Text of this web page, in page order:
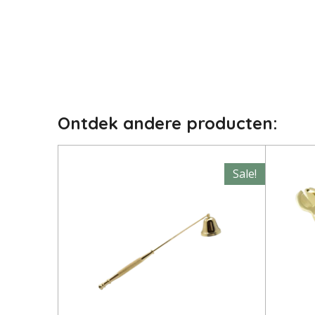
Ontdek andere producten:
Sale!